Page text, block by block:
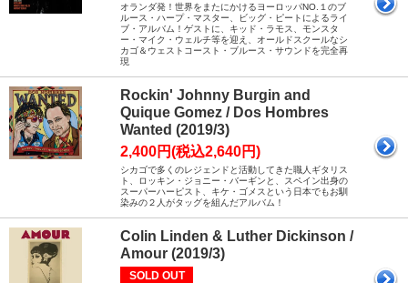
オランダ発！世界をまたにかけるヨーロッパNO.１のブ
ルース・ハープ・マスター、ビッグ・ピートによるライ
ブ・アルバム！ゲストに、キッド・ラモス、モンスタ
ー・マイク・ウェルチ等を迎え、オールドスクールなシ
カゴ＆ウェストコースト・ブルース・サウンドを完全再
現
Rockin' Johnny Burgin and
Quique Gomez / Dos Hombres
Wanted (2019/3)
2,400円(税込2,640円)
シカゴで多くのレジェンドと活動してきた職人ギタリス
ト、ロッキン・ジョニー・バーギンと、スペイン出身の
スーパーハーピスト、キケ・ゴメスという日本でもお馴
染みの２人がタッグを組んだアルバム！
Colin Linden & Luther Dickinson /
Amour (2019/3)
SOLD OUT